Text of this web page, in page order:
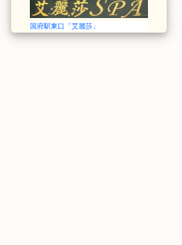
国府駅東口「艾麗莎」